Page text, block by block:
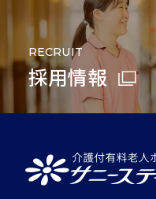
RECRUIT
採用情報